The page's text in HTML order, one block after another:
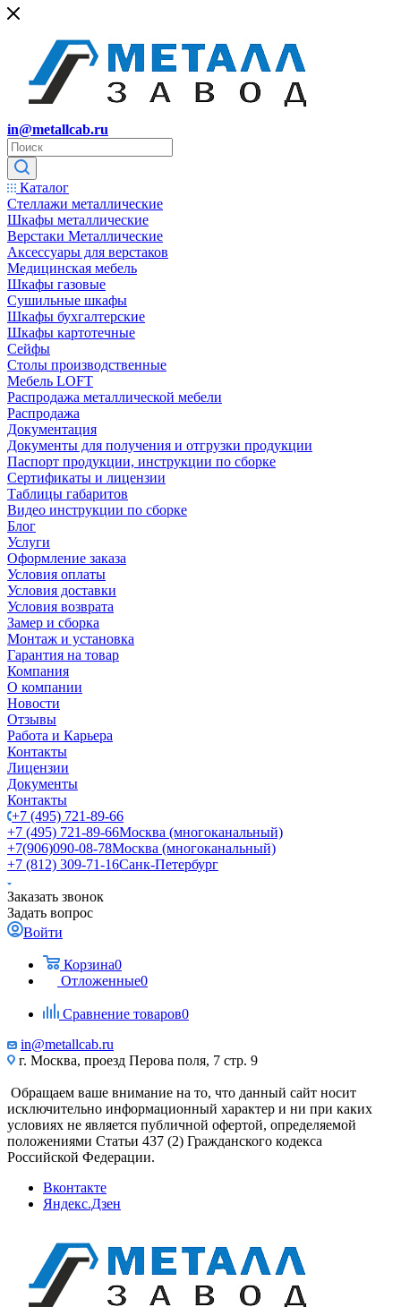
in@metallcab.ru
Каталог
Стеллажи металлические
Шкафы металлические
Верстаки Металлические
Аксессуары для верстаков
Медицинская мебель
Шкафы газовые
Сушильные шкафы
Шкафы бухгалтерские
Шкафы картотечные
Сейфы
Столы производственные
Мебель LOFT
Распродажа металлической мебели
Распродажа
Документация
Документы для получения и отгрузки продукции
Паспорт продукции, инструкции по сборке
Сертификаты и лицензии
Таблицы габаритов
Видео инструкции по сборке
Блог
Услуги
Оформление заказа
Условия оплаты
Условия доставки
Условия возврата
Замер и сборка
Монтаж и установка
Гарантия на товар
Компания
О компании
Новости
Отзывы
Работа и Карьера
Контакты
Лицензии
Документы
Контакты
+7 (495) 721-89-66
+7 (495) 721-89-66Москва (многоканальный)
+7(906)090-08-78Москва (многоканальный)
+7 (812) 309-71-16Санк-Петербург
Заказать звонок
Задать вопрос
Войти
Корзина0
Отложенные0
Сравнение товаров0
in@metallcab.ru
г. Москва, проезд Перова поля, 7 стр. 9
Обращаем ваше внимание на то, что данный сайт носит
исключительно информационный характер и ни при каких
условиях не является публичной офертой, определяемой
положениями Статьи 437 (2) Гражданского кодекса
Российской Федерации.
Вконтакте
Яндекс.Дзен